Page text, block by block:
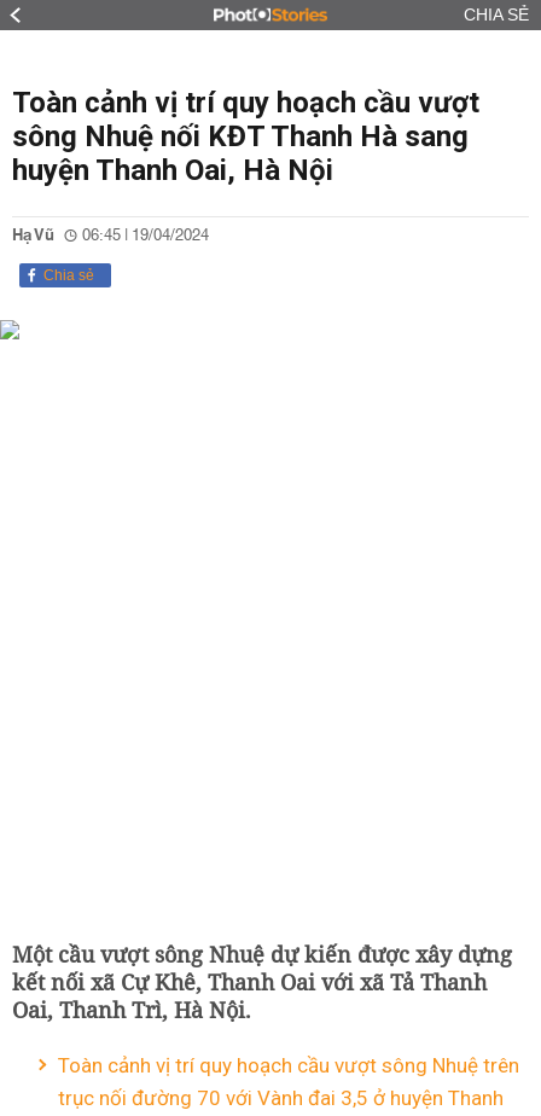
CHIA SẺ
Toàn cảnh vị trí quy hoạch cầu vượt
sông Nhuệ nối KĐT Thanh Hà sang
huyện Thanh Oai, Hà Nội
Hạ Vũ 06:45 | 19/04/2024
Chia sẻ
Một cầu vượt sông Nhuệ dự kiến được xây dựng
kết nối xã Cự Khê, Thanh Oai với xã Tả Thanh
Oai, Thanh Trì, Hà Nội.
Toàn cảnh vị trí quy hoạch cầu vượt sông Nhuệ trên
trục nối đường 70 với Vành đai 3,5 ở huyện Thanh